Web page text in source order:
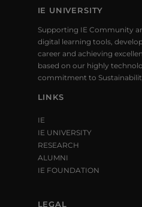
IE UNIVERSITY
Supporting IE Community
digital learning tools,
career and achieving
based on our highly
commitment to
LINKS
IE
IE UNIVERSITY
RESEARCH
ALUMNI
IE FOUNDATION
LEGAL